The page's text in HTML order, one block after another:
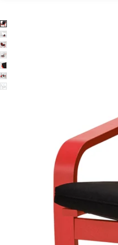
Images de 7 POÄNG
les images
Image zoomed